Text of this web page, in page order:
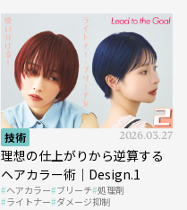
技術 2026.03.27
理想の仕上がりから逆算する
ヘアカラー術｜Design.1
ヘアカラー ブリーチ 処理剤
ライトナー ダメージ抑制